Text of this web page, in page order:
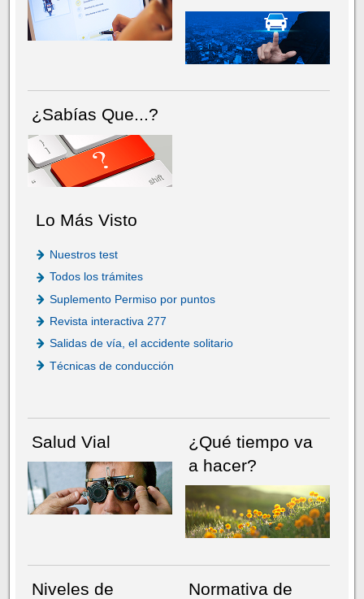
¿Sabías Que...?
Lo Más Visto
Nuestros test
Todos los trámites
Suplemento Permiso por puntos
Revista interactiva 277
Salidas de vía, el accidente solitario
Técnicas de conducción
Salud Vial
¿Qué tiempo va
a hacer?
Niveles de
Normativa de